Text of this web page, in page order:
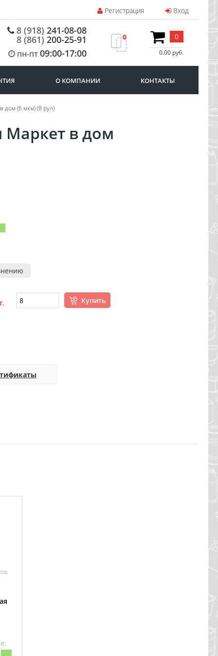
Регистрация Вход
8 (918) 241-08-08
8 (861) 200-25-91
пн-пт09:00-17:00
0 0
0.00 руб.
О КОМПАНИИ КОНТАКТЫ
дом (6 мкм) (8 рул)
Маркет в дом
Купить